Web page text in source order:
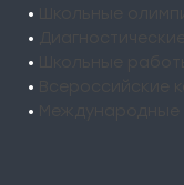
•
•
•
•
•